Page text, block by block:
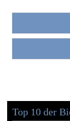
Top 10 der